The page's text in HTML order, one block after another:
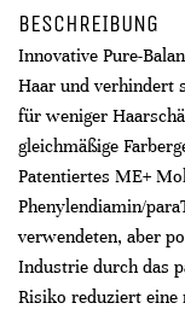
BESCHREIBUNG
Innovative Pure-
Haar und verhindert
für weniger
gleichmäßige
Patentiertes ME+
Phenylendiamin/
verwendeten, aber
Industrie durch das
Risiko reduziert eine